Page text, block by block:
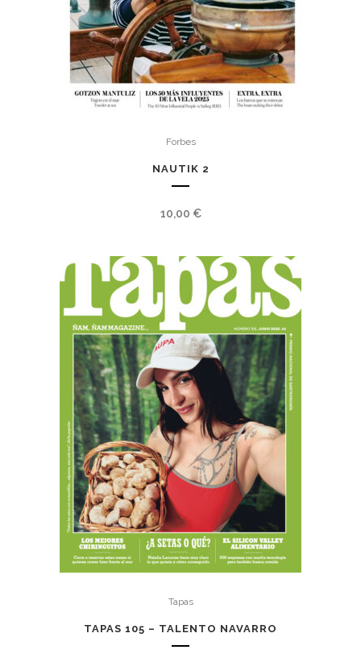
Forbes
NAUTIK 2
10,00 €
Tapas
TAPAS 105 – TALENTO NAVARRO